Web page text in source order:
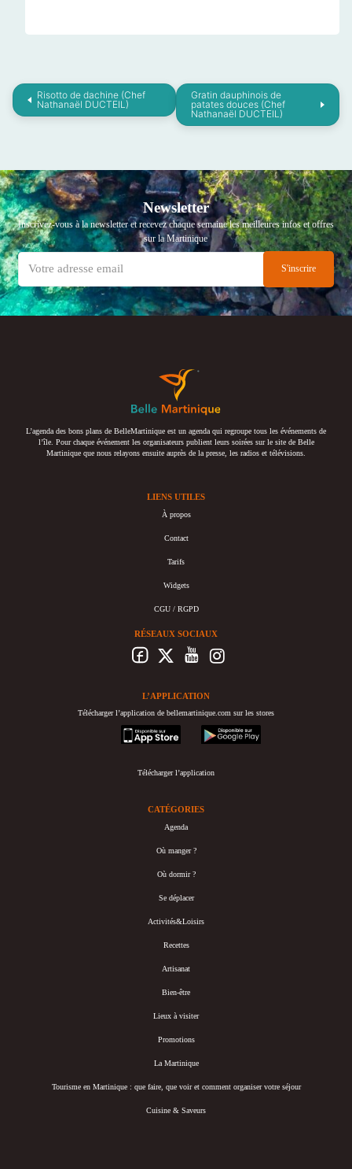
Risotto de dachine (Chef
Nathanaël DUCTEIL)
Gratin dauphinois de
patates douces (Chef
Nathanaël DUCTEIL)
Newsletter
Inscrivez-vous à la newsletter et recevez chaque semaine les meilleures infos et offres
sur la Martinique
L’agenda des bons plans de BelleMartinique est un agenda qui regroupe tous les événements de
l’île. Pour chaque événement les organisateurs publient leurs soirées sur le site de Belle
Martinique que nous relayons ensuite auprès de la presse, les radios et télévisions.
LIENS UTILES
À propos
Contact
Tarifs
Widgets
CGU / RGPD
RÉSEAUX SOCIAUX
L’APPLICATION
Télécharger l’application de bellemartinique.com sur les stores
appstore
googleplay
Télécharger l’application
CATÉGORIES
Agenda
Où manger ?
Où dormir ?
Se déplacer
Activités&Loisirs
Recettes
Artisanat
Bien-être
Lieux à visiter
Promotions
La Martinique
Tourisme en Martinique : que faire, que voir et comment organiser votre séjour
Cuisine & Saveurs